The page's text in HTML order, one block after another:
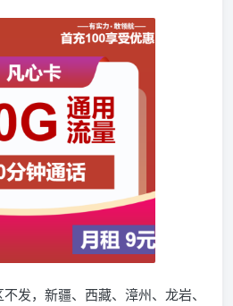
发，新疆、西藏、漳州、龙岩、